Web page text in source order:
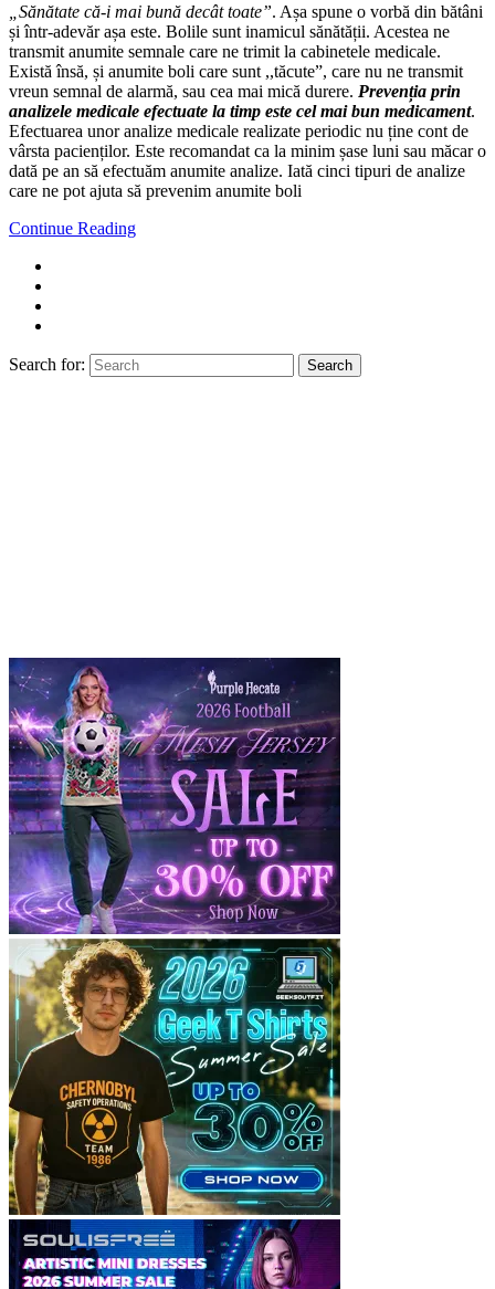
„Sănătate că-i mai bună decât toate”. Așa spune o vorbă din bătâni
și într-adevăr așa este. Bolile sunt inamicul sănătății. Acestea ne
transmit anumite semnale care ne trimit la cabinetele medicale.
Există însă, și anumite boli care sunt ,,tăcute”, care nu ne transmit
vreun semnal de alarmă, sau cea mai mică durere. Prevenția prin
analizele medicale efectuate la timp este cel mai bun medicament.
Efectuarea unor analize medicale realizate periodic nu ține cont de
vârsta pacienților. Este recomandat ca la minim șase luni sau măcar o
dată pe an să efectuăm anumite analize. Iată cinci tipuri de analize
care ne pot ajuta să prevenim anumite boli
Continue Reading
Search for: Search